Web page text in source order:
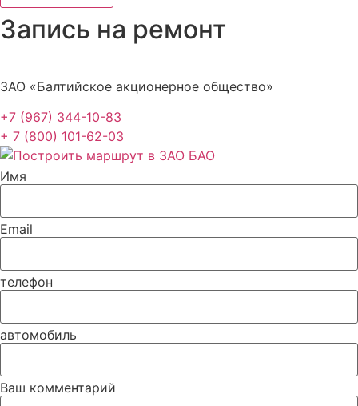
Запись на ремонт
ЗАО «Балтийское акционерное общество»
+7 (967) 344-10-83
+ 7 (800) 101-62-03
Имя
Email
телефон
автомобиль
Ваш комментарий